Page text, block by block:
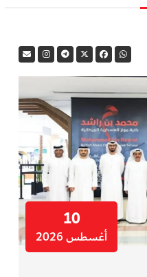
10
أغسطس 2026